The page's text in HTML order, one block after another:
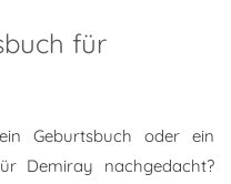
für
Geburtsbuch oder ein
Demiray nachgedacht?